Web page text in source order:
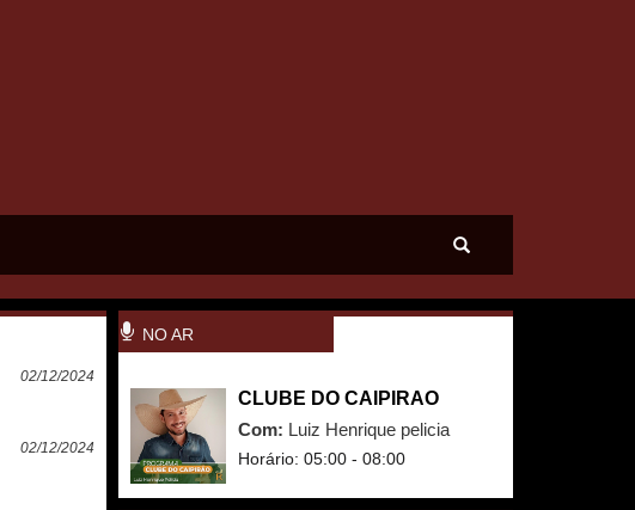
02/12/2024
02/12/2024
NO AR
CLUBE DO CAIPIRAO
Com: Luiz Henrique pelicia
Horário: 05:00 - 08:00